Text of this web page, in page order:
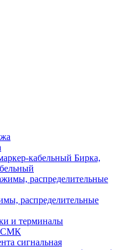
Бирка,
распределительные
и терминалы
СМК
сигнальная